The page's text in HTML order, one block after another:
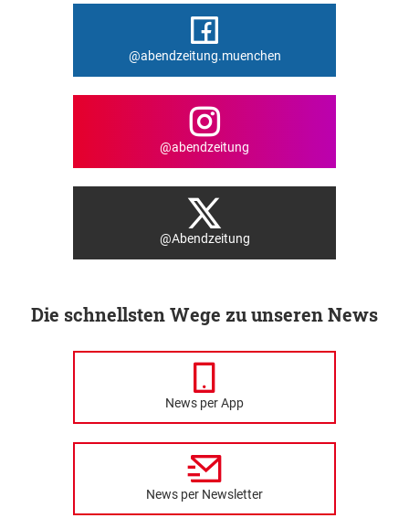
@abendzeitung.muenchen
@abendzeitung
@Abendzeitung
Die schnellsten Wege zu unseren News
News per App
News per Newsletter